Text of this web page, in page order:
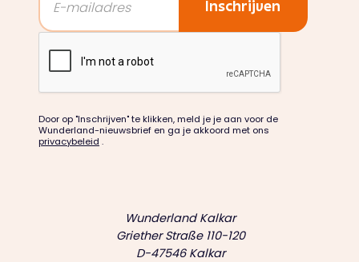
Door op "Inschrijven" te klikken, meld je je aan voor de
Wunderland-nieuwsbrief en ga je akkoord met ons
privacybeleid .
Wunderland Kalkar
Griether Straße 110-120
D-47546 Kalkar